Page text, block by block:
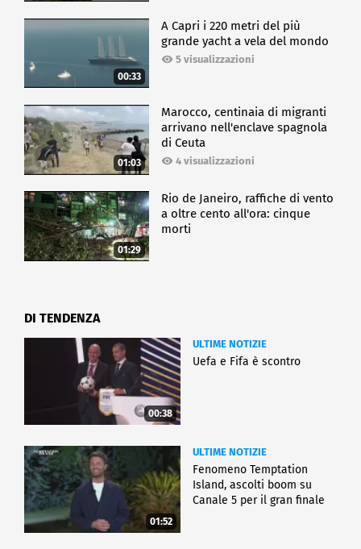
00:33
A Capri i 220 metri del più
grande yacht a vela del mondo
5 visualizzazioni
01:03
Marocco, centinaia di migranti
arrivano nell'enclave spagnola
di Ceuta
4 visualizzazioni
01:29
Rio de Janeiro, raffiche di vento
a oltre cento all'ora: cinque
morti
DI TENDENZA
00:38
ULTIME NOTIZIE
Uefa e Fifa è scontro
01:52
ULTIME NOTIZIE
Fenomeno Temptation
Island, ascolti boom su
Canale 5 per il gran finale